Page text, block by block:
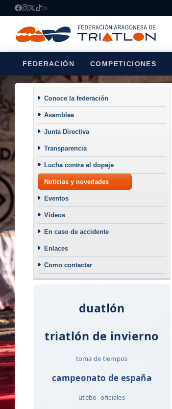
FEDERACIÓN COMPETICIONES
Conoce la federación
Asamblea
Junta Directiva
Transparencia
Lucha contra el dopaje
Noticias y novedades
Eventos
Vídeos
En caso de accidente
Enlaces
Como contactar
duatlón
triatlón de invierno
toma de tiempos
campeonato de españa
utebo oficiales